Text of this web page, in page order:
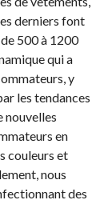
derniers font
500 à 1200
qui a
y
les tendances
nouvelles
en
couleurs et
nous
des